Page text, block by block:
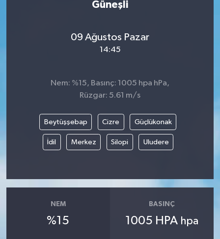
Güneşli
09 Ağustos Pazar
14:45
Nem: %15, Basınç: 1005 hpa hPa,
Rüzgar: 5.61 m/s
Beytüşşebap Cizre Güçlükonak
İdil Merkez Silopi Uludere
NEM
%15
BASINÇ
1005 HPA hpa